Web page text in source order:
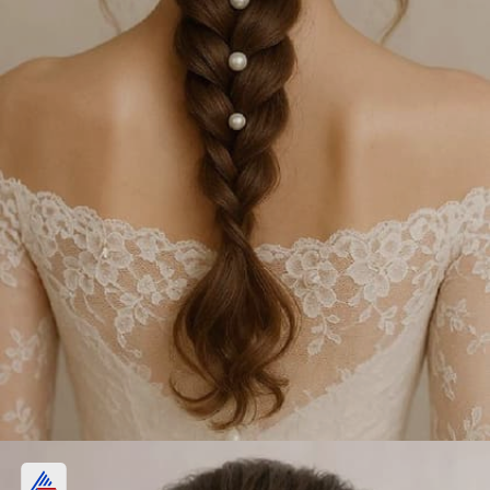
फ्रेंच ब्रेडने आई दिसेल तरुण